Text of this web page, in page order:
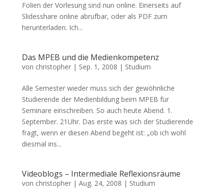
Folien der Vorlesung sind nun online. Einerseits auf
Slidesshare online abrufbar, oder als PDF zum
herunterladen. Ich...
Das MPEB und die Medienkompetenz
von christopher| Sep. 1, 2008 | Studium
Alle Semester wieder muss sich der gewöhnliche
Studierende der Medienbildung beim MPEB für
Seminare einschreiben. So auch heute Abend. 1.
September. 21Uhr. Das erste was sich der Studierende
fragt, wenn er diesen Abend begeht ist: „ob ich wohl
diesmal ins...
Videoblogs – Intermediale Reflexionsräume
von christopher| Aug. 24, 2008 | Studium